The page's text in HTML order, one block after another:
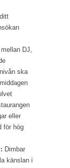
DJ,
ska
eller
för hög
Dimbar
känslan i